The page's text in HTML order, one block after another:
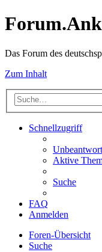
Das Forum des
Zum Inhalt
Schnellzugriff
Aktive
Suche
FAQ
Anmelden
Foren-Übersicht
Suche